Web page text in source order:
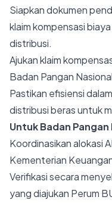
Siapkan dokumen
klaim kompensasi
distribusi.
Ajukan klaim
Badan Pangan
Pastikan efisiensi
distribusi beras untuk
Untuk Badan Pangan
Koordinasikan alokasi
Kementerian
Verifikasi secara
yang diajukan Perum